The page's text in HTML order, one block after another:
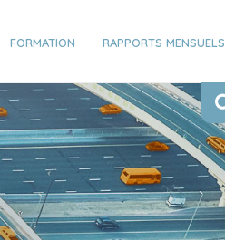
FORMATION RAPPORTS MENSUELS